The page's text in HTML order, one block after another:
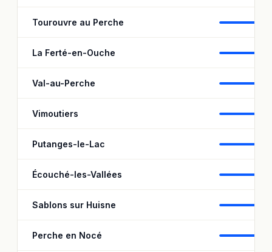
Tourouvre au Perche
La Ferté-en-Ouche
Val-au-Perche
Vimoutiers
Putanges-le-Lac
Écouché-les-Vallées
Sablons sur Huisne
Perche en Nocé